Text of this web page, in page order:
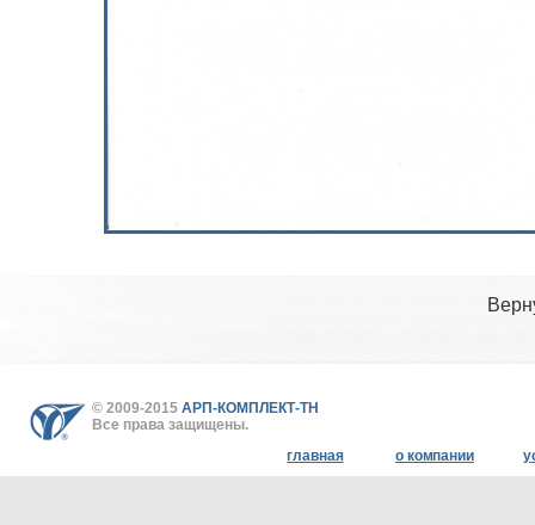
© 2009-2015 АРП-КОМПЛЕКТ-ТН
Все права защищены.
главная
о компании